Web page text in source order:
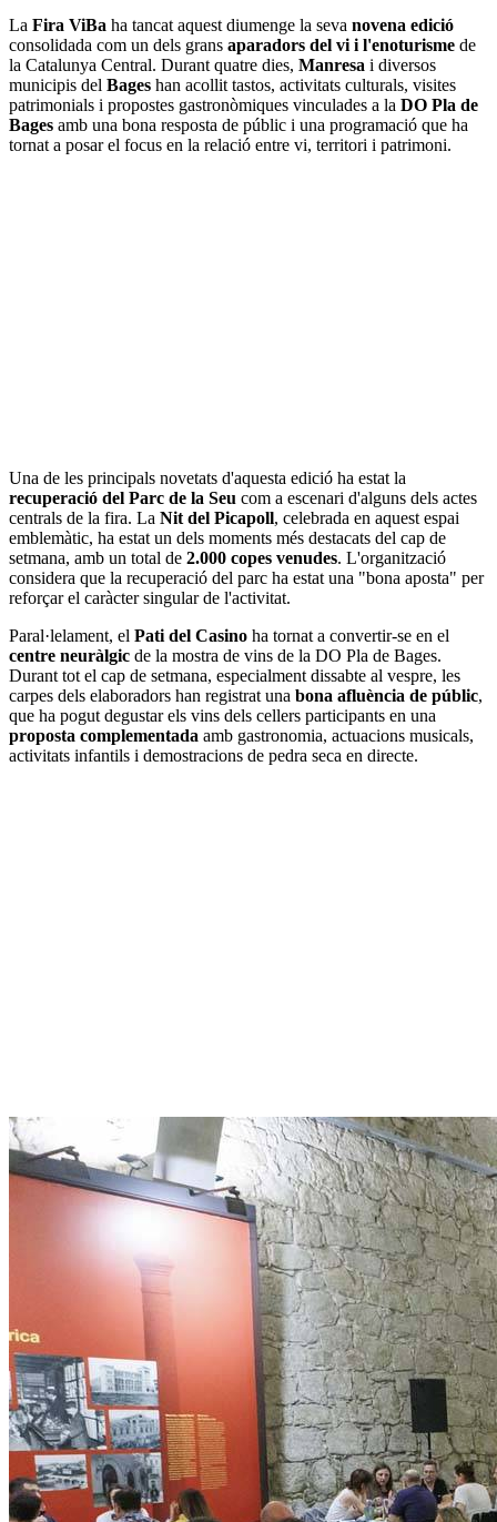
La Fira ViBa ha tancat aquest diumenge la seva novena edició
consolidada com un dels grans aparadors del vi i l'enoturisme de
la Catalunya Central. Durant quatre dies, Manresa i diversos
municipis del Bages han acollit tastos, activitats culturals, visites
patrimonials i propostes gastronòmiques vinculades a la DO Pla de
Bages amb una bona resposta de públic i una programació que ha
tornat a posar el focus en la relació entre vi, territori i patrimoni.
Una de les principals novetats d'aquesta edició ha estat la
recuperació del Parc de la Seu com a escenari d'alguns dels actes
centrals de la fira. La Nit del Picapoll, celebrada en aquest espai
emblemàtic, ha estat un dels moments més destacats del cap de
setmana, amb un total de 2.000 copes venudes. L'organització
considera que la recuperació del parc ha estat una "bona aposta" per
reforçar el caràcter singular de l'activitat.
Paral·lelament, el Pati del Casino ha tornat a convertir-se en el
centre neuràlgic de la mostra de vins de la DO Pla de Bages.
Durant tot el cap de setmana, especialment dissabte al vespre, les
carpes dels elaboradors han registrat una bona afluència de públic,
que ha pogut degustar els vins dels cellers participants en una
proposta complementada amb gastronomia, actuacions musicals,
activitats infantils i demostracions de pedra seca en directe.